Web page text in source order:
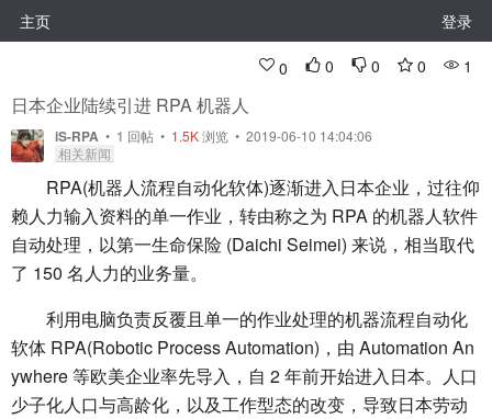
主页 登录
0 0 0 0 1
日本企业陆续引进 RPA 机器人
iS-RPA • 1 回帖 • 1.5K浏览 • 2019-06-10 14:04:06
相关新闻
RPA(机器人流程自动化软体)逐渐进入日本企业，过往仰
赖人力输入资料的单一作业，转由称之为 RPA 的机器人软件
自动处理，以第一生命保险 (Daichi Seimei) 来说，相当取代
了 150 名人力的业务量。
利用电脑负责反覆且单一的作业处理的机器流程自动化
软体 RPA(Robotic Process Automation)，由 Automation An
ywhere 等欧美企业率先导入，自 2 年前开始进入日本。人口
少子化人口与高龄化，以及工作型态的改变，导致日本劳动